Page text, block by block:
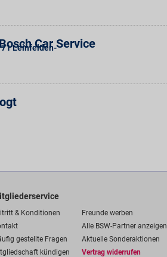
Car Service
Leinfelden-
& Konditionen
Freunde werben
Alle BSW-Partner anzeigen
gestellte Fragen
Aktuelle Sonderaktionen
kündigen
Vertrag widerrufen